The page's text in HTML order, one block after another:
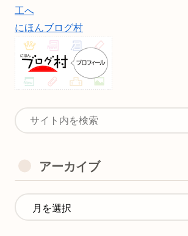
にほんブログ村
アーカイブ